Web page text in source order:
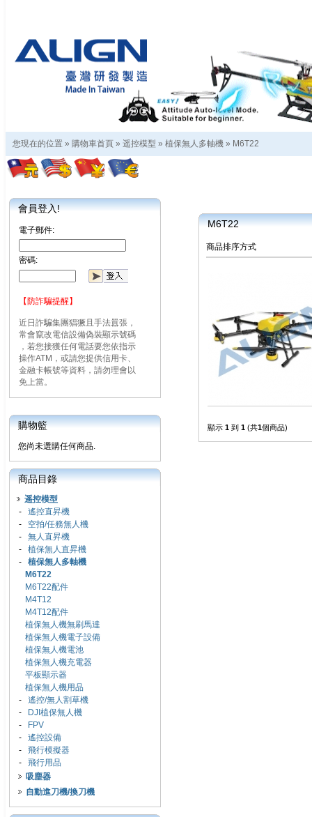
您現在的位置 » 購物車首頁 » 遥控模型 » 植保無人多軸機 » M6T22
會員登入!
電子郵件:
密碼:
【防詐騙提醒】
近日詐騙集團猖獗且手法囂張，
常會竄改電信設備偽裝顯示號碼
，若您接獲任何電話要您依指示
操作ATM，或請您提供信用卡、
金融卡帳號等資料，請勿理會以
免上當。
購物籃
您尚未選購任何商品.
商品目錄
遥控模型
- 遙控直昇機
- 空拍/任務無人機
- 無人直昇機
- 植保無人直昇機
- 植保無人多軸機
M6T22
M6T22配件
M4T12
M4T12配件
植保無人機無刷馬達
植保無人機電子設備
植保無人機電池
植保無人機充電器
平板顯示器
植保無人機用品
- 遙控/無人割草機
-
DJI植保無人機
-
FPV
- 遙控設備
- 飛行模擬器
- 飛行用品
吸塵器
自動進刀機/換刀機
M6T22
商品排序方式
顯示 1 到 1 (共1個商品)